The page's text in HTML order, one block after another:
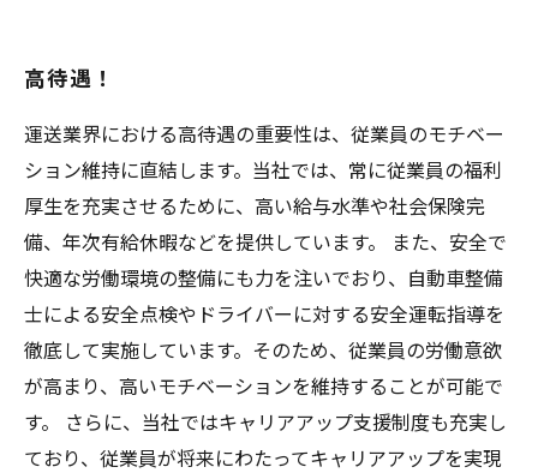
高待遇！
運送業界における高待遇の重要性は、従業員のモチベー
ション維持に直結します。当社では、常に従業員の福利
厚生を充実させるために、高い給与水準や社会保険完
備、年次有給休暇などを提供しています。 また、安全で
快適な労働環境の整備にも力を注いでおり、自動車整備
士による安全点検やドライバーに対する安全運転指導を
徹底して実施しています。そのため、従業員の労働意欲
が高まり、高いモチベーションを維持することが可能で
す。 さらに、当社ではキャリアアップ支援制度も充実し
ており、従業員が将来にわたってキャリアアップを実現